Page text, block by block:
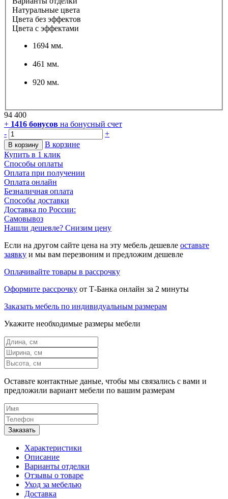
Натуральные цвета
Цвета без эффектов
Цвета с эффектами
1694 мм.
461 мм.
920 мм.
94 400
+ 1416 бонусов на бонусный счет
-
+
В корзину
В корзине
Купить в 1 клик
Способы оплаты
Оплата при получении
Оплата онлайн
Безналичная оплата
Способы доставки
Доставка по России:
Самовывоз
Нашли дешевле? Снизим цену
Если на другом сайте цена на эту мебель дешевле оставьте
заявку и мы вам перезвоним и предложим дешевле
Оплачивайте товары в рассрочку
Оформите рассрочку от Т-Банка онлайн за 2 минуты
Заказать мебель по индивидуальным размерам
Укажите необходимые размеры мебели
Оставьте контактные даные, чтобы мы связались с вами и
предложили вариант мебели по вашим размерам
Характеристики
Описание
Варианты отделки
Отзывы о товаре
Уход за мебелью
Доставка